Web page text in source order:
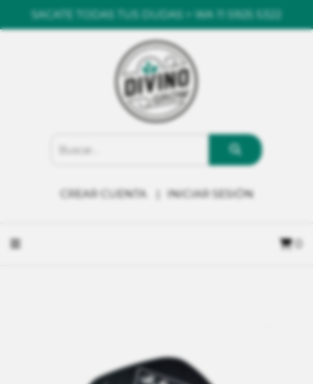
SACATE TODAS TUS DUDAS > WA 11 5925 5322
CREAR CUENTA INICIAR SESIÓN